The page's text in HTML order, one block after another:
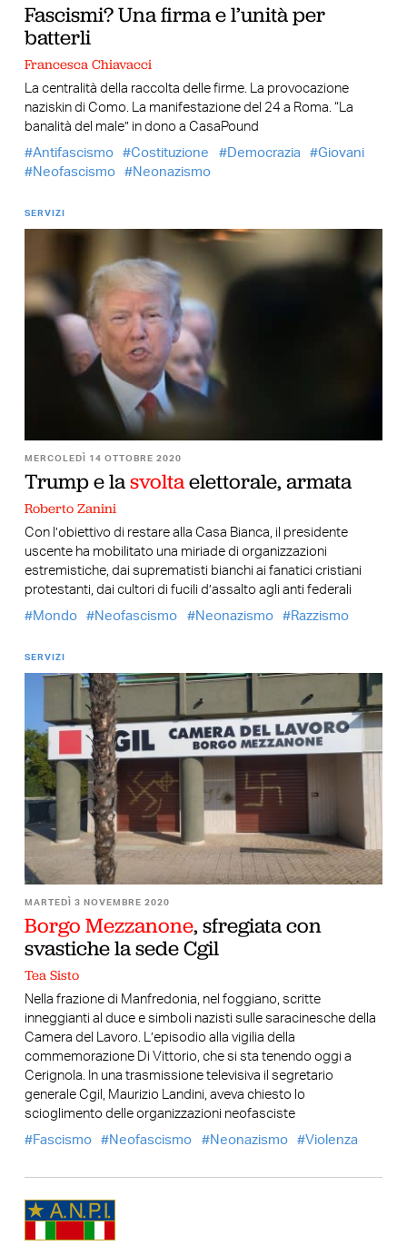
Fascismi? Una firma e l’unità per
batterli
Francesca Chiavacci
La centralità della raccolta delle firme. La provocazione
naziskin di Como. La manifestazione del 24 a Roma. “La
banalità del male” in dono a CasaPound
Antifascismo
Costituzione Democrazia
Giovani
Neofascismo
Neonazismo
SERVIZI
MERCOLEDÌ 14 OTTOBRE 2020
Trump e lasvoltaelettorale, armata
Roberto Zanini
Con l’obiettivo di restare alla Casa Bianca, il presidente
uscente ha mobilitato una miriade di organizzazioni
estremistiche, dai suprematisti bianchi ai fanatici cristiani
protestanti, dai cultori di fucili d’assalto agli anti federali
Mondo
Neofascismo Neonazismo Razzismo
SERVIZI
MARTEDÌ 3 NOVEMBRE 2020
Borgo Mezzanone, sfregiata con
svastiche la sede Cgil
Tea Sisto
Nella frazione di Manfredonia, nel foggiano, scritte
inneggianti al duce e simboli nazisti sulle saracinesche della
Camera del Lavoro. L’episodio alla vigilia della
commemorazione Di Vittorio, che si sta tenendo oggi a
Cerignola. In una trasmissione televisiva il segretario
generale Cgil, Maurizio Landini, aveva chiesto lo
scioglimento delle organizzazioni neofasciste
Fascismo
Neofascismo Neonazismo Violenza